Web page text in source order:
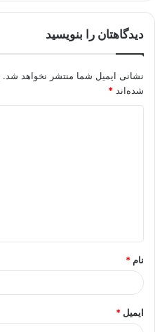
دیدگاهتان را بنویسید
نشانی ایمیل شما منتشر نخواهد شد.
شده‌اند *
*
نام *
ایمیل *